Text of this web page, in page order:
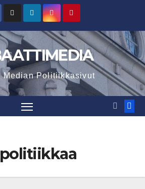
Median Politiikkasivut